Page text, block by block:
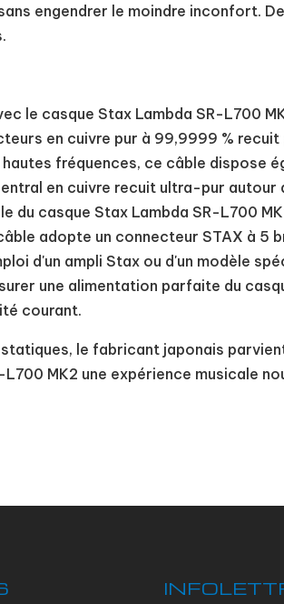
engendrer le moindre inconfort.
le casque Stax Lambda SR-L700
en cuivre pur à 99,9999 % recuit
fréquences, ce câble dispose
en cuivre recuit ultra-pur autour
du casque Stax Lambda SR-L700
adopte un connecteur STAX à 5
d'un ampli Stax ou d'un modèle
une alimentation parfaite du
courant.
le fabricant japonais
MK2 une expérience musicale